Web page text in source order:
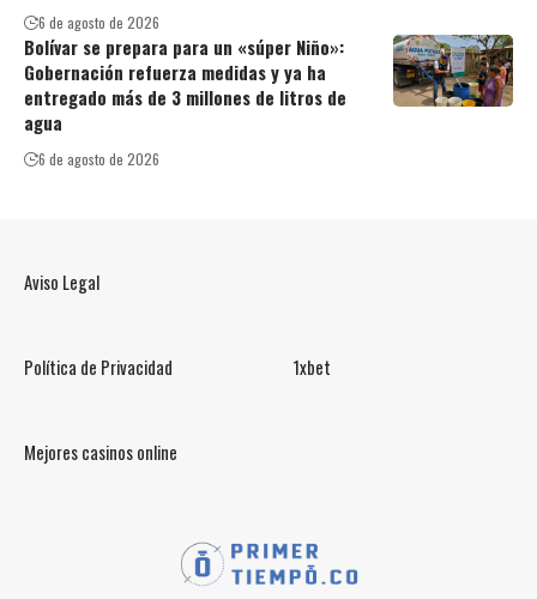
6 de agosto de 2026
Bolívar se prepara para un «súper Niño»:
Gobernación refuerza medidas y ya ha
entregado más de 3 millones de litros de
agua
6 de agosto de 2026
Aviso Legal
Política de Privacidad 1xbet
Mejores casinos online